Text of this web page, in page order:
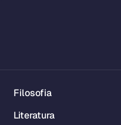
Filosofia
Literatura